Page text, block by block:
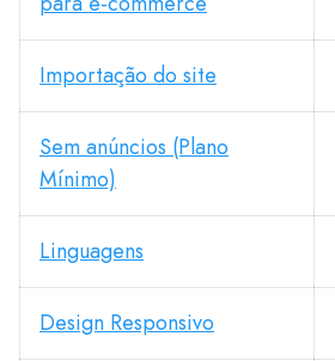
Importação do site
Sem anúncios (Plano
Mínimo)
Linguagens
Design Responsivo